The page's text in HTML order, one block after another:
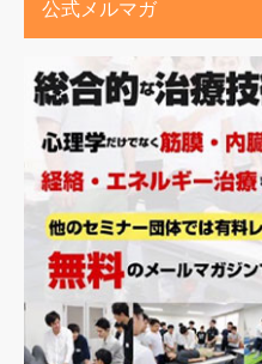
公式メルマガ